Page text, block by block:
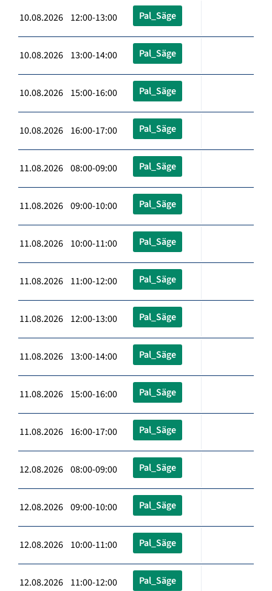
10.08.2026 12:00-13:00 Pal_Säge
10.08.2026 13:00-14:00 Pal_Säge
10.08.2026 15:00-16:00 Pal_Säge
10.08.2026 16:00-17:00 Pal_Säge
11.08.2026 08:00-09:00 Pal_Säge
11.08.2026 09:00-10:00 Pal_Säge
11.08.2026 10:00-11:00 Pal_Säge
11.08.2026 11:00-12:00 Pal_Säge
11.08.2026 12:00-13:00 Pal_Säge
11.08.2026 13:00-14:00 Pal_Säge
11.08.2026 15:00-16:00 Pal_Säge
11.08.2026 16:00-17:00 Pal_Säge
12.08.2026 08:00-09:00 Pal_Säge
12.08.2026 09:00-10:00 Pal_Säge
12.08.2026 10:00-11:00 Pal_Säge
12.08.2026 11:00-12:00 Pal_Säge